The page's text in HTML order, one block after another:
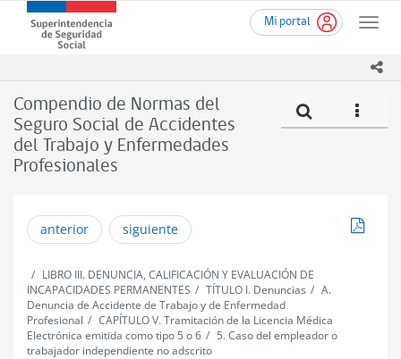
contenido
Mi portal
Toggle
Superintendencia
de
(SUSESO)
-
Gobierno
de
Chile
Compendio de Normas del
Seguro Social de Accidentes
del Trabajo y Enfermedades
Profesionales
icono
anterior siguiente
LIBRO III. DENUNCIA, CALIFICACIÓN Y EVALUACIÓN DE
INCAPACIDADES PERMANENTES
TÍTULO I. Denuncias
A.
Denuncia de Accidente de Trabajo y de Enfermedad
Profesional
CAPÍTULO V. Tramitación de la Licencia Médica
Electrónica emitida como tipo 5 o 6
5. Caso del empleador o
trabajador independiente no adscrito